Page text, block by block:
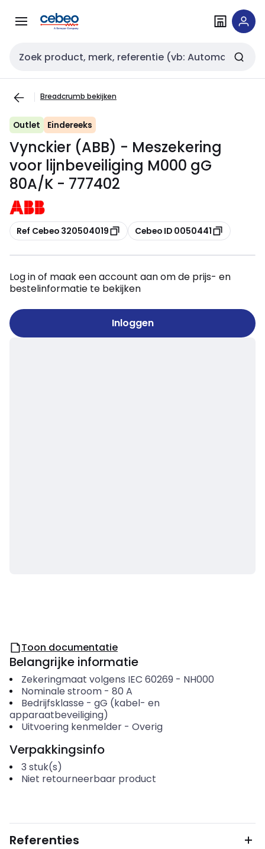
naar
naar
Zoekveld invoer
Breadcrumb bekijken
Outlet Eindereeks
Vynckier (ABB) - Meszekering
voor lijnbeveiliging M000 gG
80A/K - 777402
Kopiëren
Ref Cebeo 320504019 Kopiëren
Cebeo ID 0050441
Log in of maak een account aan om de prijs- en
bestelinformatie te bekijken
Inloggen
Toon documentatie
Belangrijke informatie
Zekeringmaat volgens IEC 60269 - NH000
Nominale stroom- 80 A
Bedrijfsklasse - gG (kabel- en
apparaatbeveiliging)
Uitvoering kenmelder- Overig
Verpakkingsinfo
3 stuk(s)
Niet retourneerbaar product
Referenties